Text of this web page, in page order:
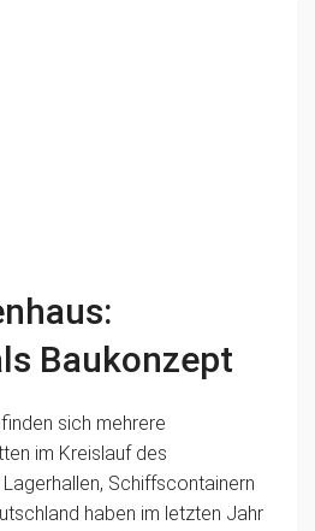
Baukonzept
sich mehrere
im Kreislauf des
Schiffscontainern
haben im letzten Jahr